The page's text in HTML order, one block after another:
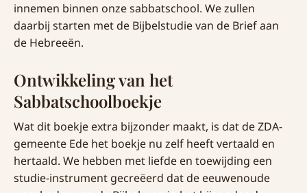
innemen binnen onze sabbatschool. We zullen
daarbij starten met de Bijbelstudie van de Brief aan
de Hebreeën.
Ontwikkeling van het
Sabbatschoolboekje
Wat dit boekje extra bijzonder maakt, is dat de ZDA-
gemeente Ede het boekje nu zelf heeft vertaald en
hertaald. We hebben met liefde en toewijding een
studie-instrument gecreëerd dat de eeuwenoude